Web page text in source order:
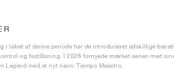
i løbet af denne periode har de introduceret adskillige
og fastlåsning. I 2026 fornyede mærket serien med
Legend med et nyt navn: Tiempo Maestro.